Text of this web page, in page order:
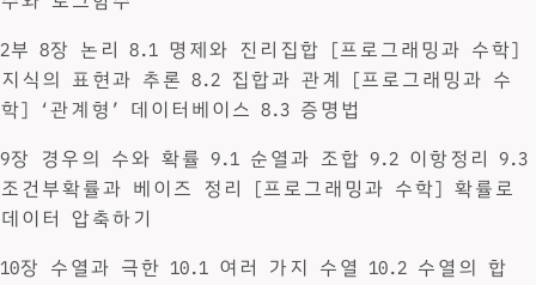
2부 8장 논리 8.1 명제와 진리집합 [프로그래밍과 수학]
지식의 표현과 추론 8.2 집합과 관계 [프로그래밍과 수
학] ‘관계형’ 데이터베이스 8.3 증명법
9장 경우의 수와 확률 9.1 순열과 조합 9.2 이항정리 9.3
조건부확률과 베이즈 정리 [프로그래밍과 수학] 확률로
데이터 압축하기
10장 수열과 극한 10.1 여러 가지 수열 10.2 수열의 합